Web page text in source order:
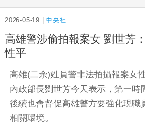
2026-05-19 |中央社
高雄警涉偷拍報案女 劉世芳
性平
高雄(二余)姓員警非法拍攝報案女
內政部長劉世芳今天表示，第一時
後續也會督促高雄警方要強化現職
相關環境。